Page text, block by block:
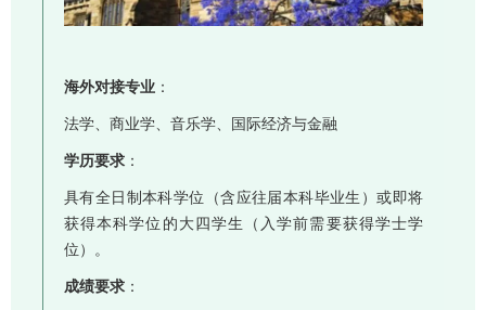
海外对接专业：
法学、商业学、音乐学、国际经济与金融
学历要求：
具有全日制本科学位（含应往届本科毕业生）或即将
获得本科学位的大四学生（入学前需要获得学士学
位）。
成绩要求：